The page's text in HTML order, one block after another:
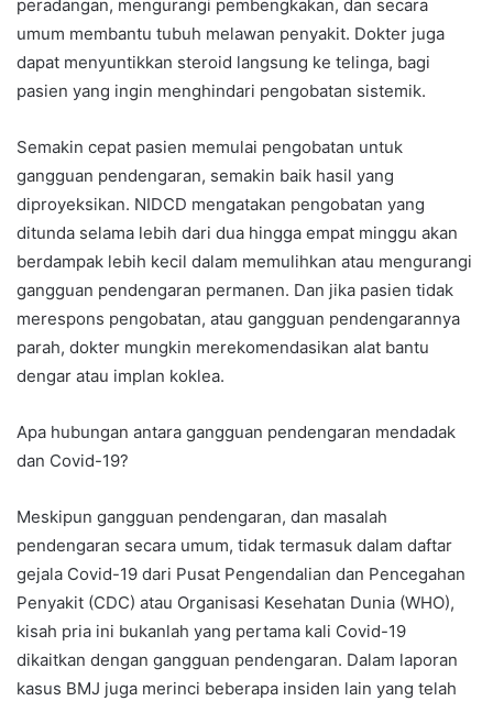
peradangan, mengurangi pembengkakan, dan secara
umum membantu tubuh melawan penyakit. Dokter juga
dapat menyuntikkan steroid langsung ke telinga, bagi
pasien yang ingin menghindari pengobatan sistemik.
Semakin cepat pasien memulai pengobatan untuk
gangguan pendengaran, semakin baik hasil yang
diproyeksikan. NIDCD mengatakan pengobatan yang
ditunda selama lebih dari dua hingga empat minggu akan
berdampak lebih kecil dalam memulihkan atau mengurangi
gangguan pendengaran permanen. Dan jika pasien tidak
merespons pengobatan, atau gangguan pendengarannya
parah, dokter mungkin merekomendasikan alat bantu
dengar atau implan koklea.
Apa hubungan antara gangguan pendengaran mendadak
dan Covid-19?
Meskipun gangguan pendengaran, dan masalah
pendengaran secara umum, tidak termasuk dalam daftar
gejala Covid-19 dari Pusat Pengendalian dan Pencegahan
Penyakit (CDC) atau Organisasi Kesehatan Dunia (WHO),
kisah pria ini bukanlah yang pertama kali Covid-19
dikaitkan dengan gangguan pendengaran. Dalam laporan
kasus BMJ juga merinci beberapa insiden lain yang telah